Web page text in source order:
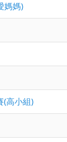
媽媽)
(高小組)